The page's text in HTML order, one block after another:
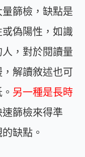
量篩檢，缺點是
偽陽性，如識
，對於閱讀量
解讀敘述也可
另一種是長時
速篩檢來得準
缺點。